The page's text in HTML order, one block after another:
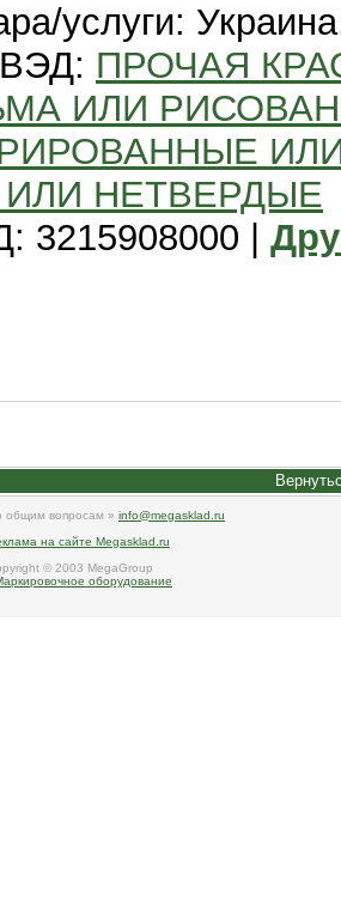
услуги:
ПРОЧАЯ
ИЛИ
НЕТВЕРДЫЕ
3215908000 |
общим вопросам » info@megasklad.ru
на сайте Megasklad.ru
© 2003 MegaGroup
оборудование